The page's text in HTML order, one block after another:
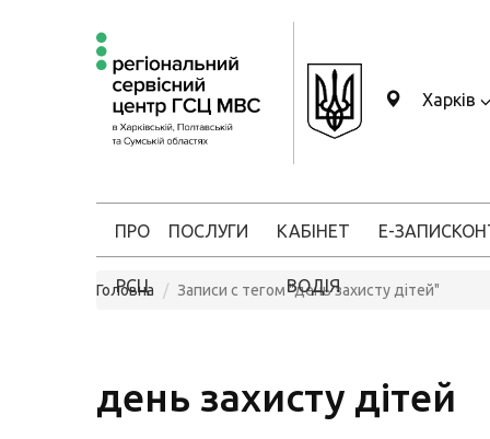
Харків
ПРО
РСЦ
ПОСЛУГИ КАБІНЕТ
ВОДІЯ
Е-ЗАПИС
Головна Записи с тегом "день захисту дітей"
день захисту дітей